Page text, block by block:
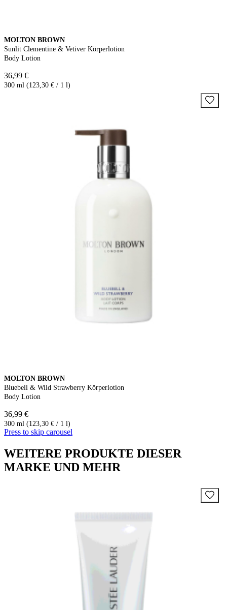
MOLTON BROWN
Sunlit Clementine & Vetiver Körperlotion
Body Lotion
36,99 €
300 ml (123,30 € / 1 l)
MOLTON BROWN
Bluebell & Wild Strawberry Körperlotion
Body Lotion
36,99 €
300 ml (123,30 € / 1 l)
Press to skip carousel
WEITERE PRODUKTE DIESER
MARKE UND MEHR